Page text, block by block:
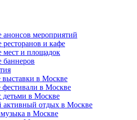
анонсов мероприятий
и кафе
мест и площадок
баннеров
выставки в Москве
фестивали в Москве
детьми в Москве
активный отдых в Москве
музыка в Москве